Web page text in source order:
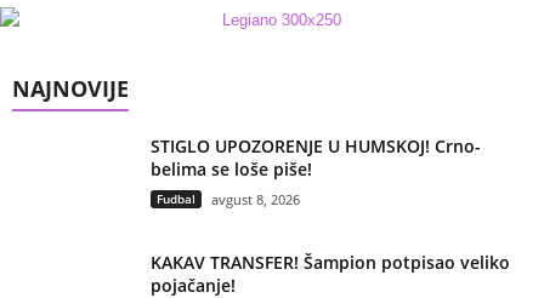
NAJNOVIJE
STIGLO UPOZORENJE U HUMSKOJ! Crno-
belima se loše piše!
Fudbal avgust 8, 2026
KAKAV TRANSFER! Šampion potpisao veliko
pojačanje!